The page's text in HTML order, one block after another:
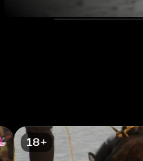
18+